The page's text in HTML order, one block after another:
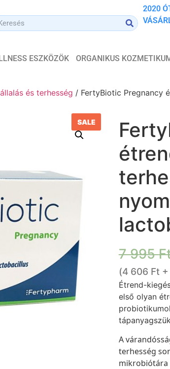
2020
ESZKÖZÖK ORGANIKUS
és terhesség / FertyBiotic Pregnancy
SALE
7 995
(4 606 Ft+
Étrend-
első olyan
A
terhesség